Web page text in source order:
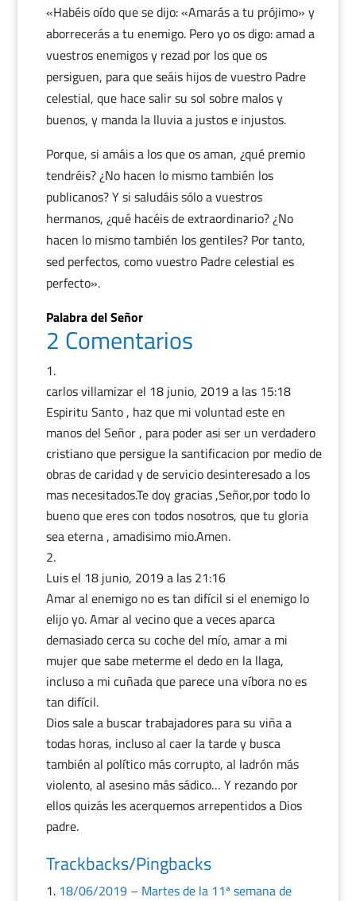
«Habéis oído que se dijo: «Amarás a tu prójimo» y
aborrecerás a tu enemigo. Pero yo os digo: amad a
vuestros enemigos y rezad por los que os
persiguen, para que seáis hijos de vuestro Padre
celestial, que hace salir su sol sobre malos y
buenos, y manda la lluvia a justos e injustos.
Porque, si amáis a los que os aman, ¿qué premio
tendréis? ¿No hacen lo mismo también los
publicanos? Y si saludáis sólo a vuestros
hermanos, ¿qué hacéis de extraordinario? ¿No
hacen lo mismo también los gentiles? Por tanto,
sed perfectos, como vuestro Padre celestial es
perfecto».
Palabra del Señor
2 Comentarios
carlos villamizarel 18 junio, 2019 a las 15:18
Espiritu Santo , haz que mi voluntad este en
manos del Señor , para poder asi ser un verdadero
cristiano que persigue la santificacion por medio de
obras de caridad y de servicio desinteresado a los
mas necesitados.Te doy gracias ,Señor,por todo lo
bueno que eres con todos nosotros, que tu gloria
sea eterna , amadisimo mio.Amen.
Luisel 18 junio, 2019 a las 21:16
Amar al enemigo no es tan difícil si el enemigo lo
elijo yo. Amar al vecino que a veces aparca
demasiado cerca su coche del mío, amar a mi
mujer que sabe meterme el dedo en la llaga,
incluso a mi cuñada que parece una víbora no es
tan difícil.
Dios sale a buscar trabajadores para su viña a
todas horas, incluso al caer la tarde y busca
también al político más corrupto, al ladrón más
violento, al asesino más sádico… Y rezando por
ellos quizás les acerquemos arrepentidos a Dios
padre.
Trackbacks/Pingbacks
18/06/2019 – Martes de la 11ª semana de